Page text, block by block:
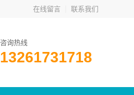
在线留言 联系我们
咨询热线
13261731718